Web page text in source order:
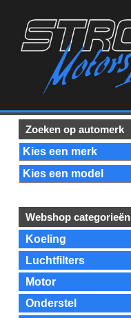
Zoeken op automerk
Webshop categorieën
Koeling
Luchtfilters
Motor
Onderstel